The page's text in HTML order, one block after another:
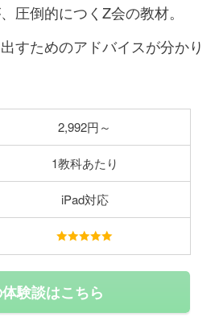
圧倒的につくZ会の教材。
すためのアドバイスが分かり
2,992円～
1教科あたり
iPad対応
験談はこちら